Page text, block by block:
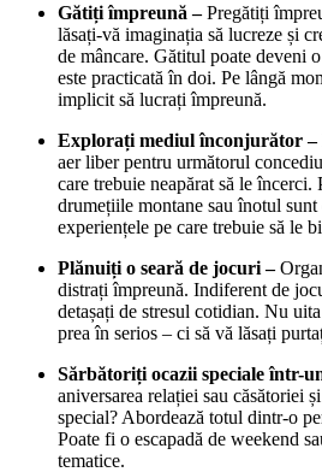
Gătiți împreună –Pregătiți
lăsați-vă imaginația să lucreze și
de mâncare. Gătitul poate deveni
este practicată în doi. Pe lângă
implicit să lucrați împreună.
Explorați mediul înconjurător –
aer liber pentru următorul
care trebuie neapărat să le
drumețiile montane sau înotul
experiențele pe care trebuie să le
Plănuiți o seară de jocuri –
distrați împreună. Indiferent de
detașați de stresul cotidian. Nu
prea în serios – ci să vă lăsați
Sărbătoriți ocazii speciale într-
aniversarea relației sau căsătoriei
special? Abordează totul dintr-o
Poate fi o escapadă de weekend
tematice.